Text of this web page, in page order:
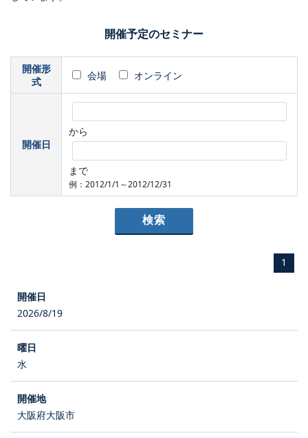
開催予定のセミナー
開催形
式
会場 オンライン
開催日
から
まで
例：2012/1/1～2012/12/31
1
2026/8/19
水
大阪府大阪市